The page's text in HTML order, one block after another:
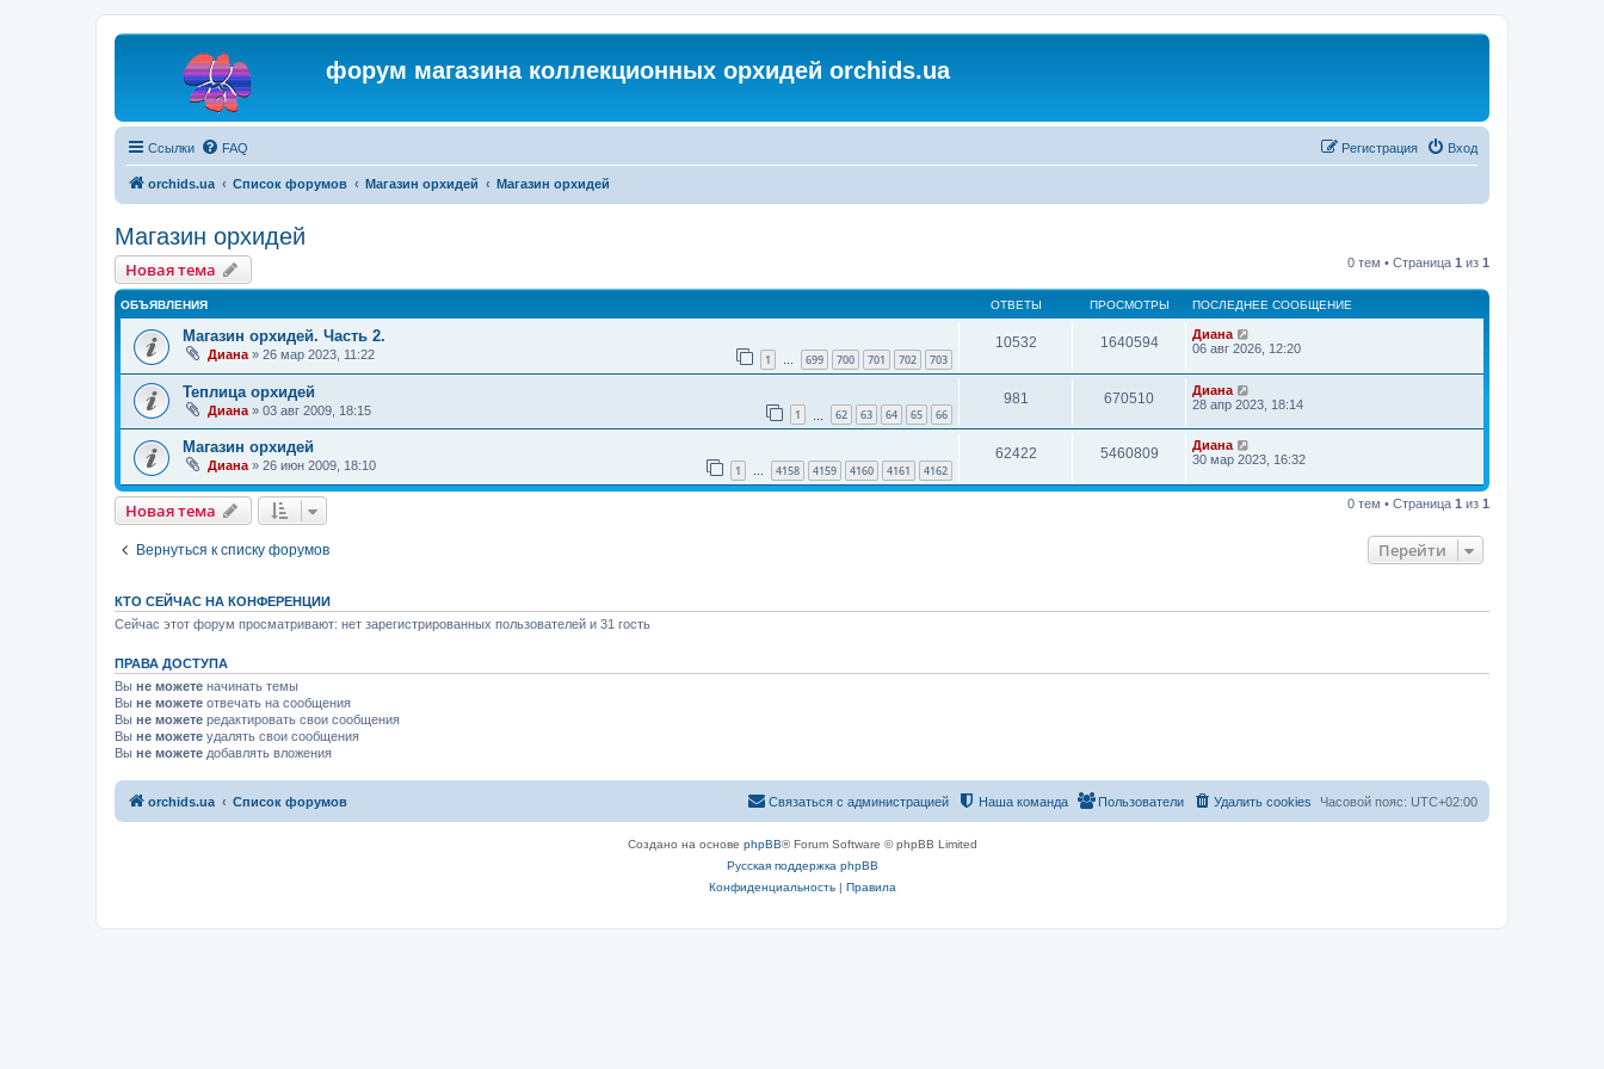
форум магазина коллекционных орхидей orchids.ua
Ссылки FAQ Вход
Регистрация
orchids.ua Список форумов Магазин орхидей Магазин орхидей
Магазин орхидей
Новая тема 0 тем • Страница 1 из 1
ОБЪЯВЛЕНИЯ ОТВЕТЫ ПРОСМОТРЫ ПОСЛЕДНЕЕ СООБЩЕНИЕ
Магазин орхидей. Часть 2.
Диана » 26 мар 2023, 11:22 1 … 699 700 701 702 703
10532 1640594
Диана
06 авг 2026, 12:20
Теплица орхидей
Диана » 03 авг 2009, 18:15 1 62 63 64 65 66
981 670510
Диана
28 апр 2023, 18:14
Магазин орхидей
Диана » 26 июн 2009, 18:10 1 … 4158 4159 4160 4161 4162
62422 5460809
Диана
30 мар 2023, 16:32
Новая тема 0 тем • Страница 1 из 1
Вернуться к списку форумов Перейти
КТО СЕЙЧАС НА КОНФЕРЕНЦИИ
Сейчас этот форум просматривают: нет зарегистрированных пользователей и 31 гость
ПРАВА ДОСТУПА
Вы не можете начинать темы
Вы не можете отвечать на сообщения
Вы не можете редактировать свои сообщения
Вы не можете удалять свои сообщения
Вы не можете добавлять вложения
orchids.ua Список форумов Часовой пояс: UTC+02:00
Удалить cookies
Пользователи
Наша команда
Связаться с администрацией
Создано на основе phpBB® Forum Software © phpBB Limited
Русская поддержка phpBB
Конфиденциальность| Правила